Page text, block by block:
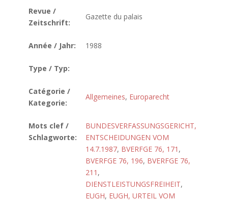
Revue /
Zeitschrift:
Gazette du palais
Année / Jahr: 1988
Type / Typ:
Catégorie /
Kategorie:
Allgemeines, Europarecht
Mots clef /
Schlagworte:
BUNDESVERFASSUNGSGERICHT,
ENTSCHEIDUNGEN VOM
14.7.1987, BVERFGE 76, 171 ,
BVERFGE 76, 196, BVERFGE 76,
211 ,
DIENSTLEISTUNGSFREIHEIT,
EUGH, EUGH, URTEIL VOM